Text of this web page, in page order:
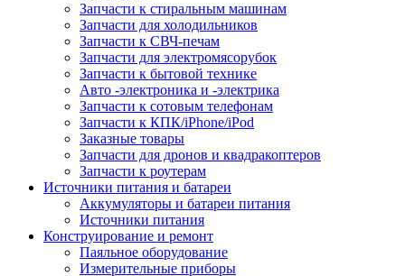
Запчасти к стиральным машинам
Запчасти для холодильников
Запчасти к СВЧ-печам
Запчасти для электромясорубок
Запчасти к бытовой технике
Авто -электроника и -электрика
Запчасти к сотовым телефонам
Запчасти к КПК/iPhone/iPod
Заказные товары
Запчасти для дронов и квадракоптеров
Запчасти к роутерам
Источники питания и батареи
Аккумуляторы и батареи питания
Источники питания
Конструирование и ремонт
Паяльное оборудование
Измерительные приборы